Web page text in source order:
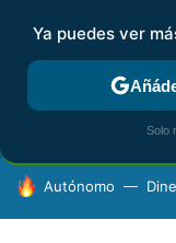
FISCALIDAD Y
HOY SE HABLA DE
Autónomo
Ya puedes ver
Solo